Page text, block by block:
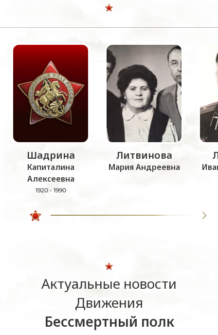
Шадрина
Капиталина
Алексеевна
1920 - 1990
Литвинова
Мария Андреевна
Актуальные новости
Движения
Бессмертный полк